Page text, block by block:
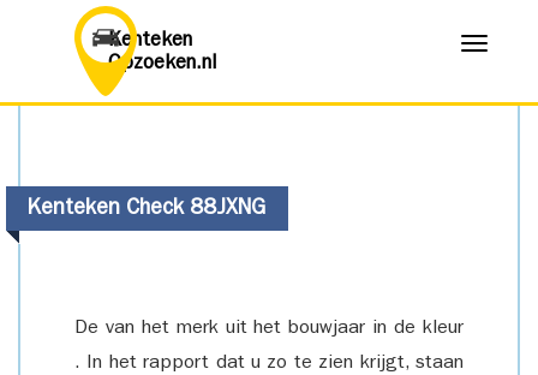
Kenteken
Opzoeken.nl
Menu
Kenteken Check 88JXNG
De van het merk uit het bouwjaar in de kleur
. In het rapport dat u zo te zien krijgt, staan